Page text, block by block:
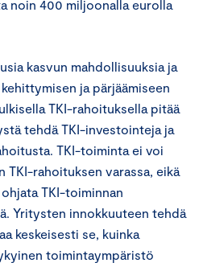
noin 400 miljoonalla eurolla
kasvun mahdollisuuksia ja
ja pärjäämiseen
TKI-rahoituksella pitää
tehdä TKI-investointeja ja
TKI-toiminta ei voi
TKI-rahoituksen varassa, eikä
TKI-toiminnan
Yritysten innokkuuteen tehdä
keskeisesti se, kuinka
toimintaympäristö